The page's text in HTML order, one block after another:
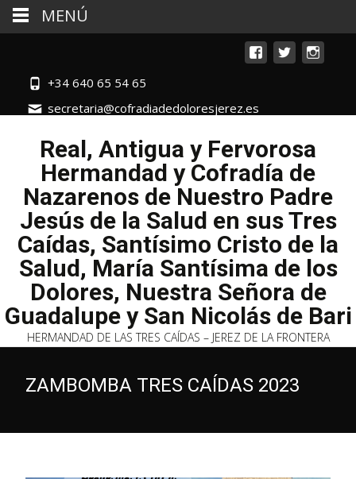
+34 640 65 54 65
secretaria@cofradiadedoloresjerez.es
Real, Antigua y Fervorosa
Hermandad y Cofradía de
Nazarenos de Nuestro Padre
Jesús de la Salud en sus Tres
Caídas, Santísimo Cristo de la
Salud, María Santísima de los
Dolores, Nuestra Señora de
Guadalupe y San Nicolás de Bari
HERMANDAD DE LAS TRES CAÍDAS – JEREZ DE LA FRONTERA
ZAMBOMBA TRES CAÍDAS 2023
MENÚ